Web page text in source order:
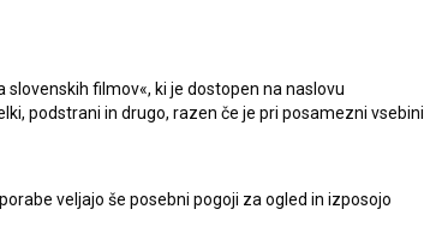
filmov«, ki je dostopen na naslovu
podstrani in drugo, razen če je pri posamezni vsebini
veljajo še posebni pogoji za ogled in izposojo